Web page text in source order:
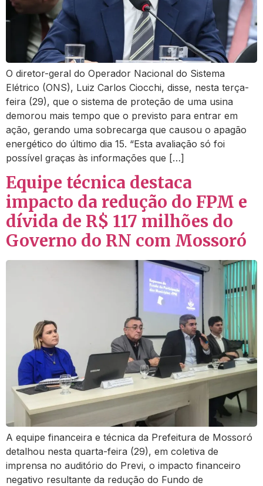
O diretor-geral do Operador Nacional do Sistema
Elétrico (ONS), Luiz Carlos Ciocchi, disse, nesta terça-
feira (29), que o sistema de proteção de uma usina
demorou mais tempo que o previsto para entrar em
ação, gerando uma sobrecarga que causou o apagão
energético do último dia 15. “Esta avaliação só foi
possível graças às informações que […]
Equipe técnica destaca
impacto da redução do FPM e
dívida de R$ 117 milhões do
Governo do RN com Mossoró
A equipe financeira e técnica da Prefeitura de Mossoró
detalhou nesta quarta-feira (29), em coletiva de
imprensa no auditório do Previ, o impacto financeiro
negativo resultante da redução do Fundo de